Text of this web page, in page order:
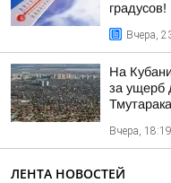
градусов!
Вчера,
На
за ущерб
Вчера, 18:19
ЛЕНТА НОВОСТЕЙ